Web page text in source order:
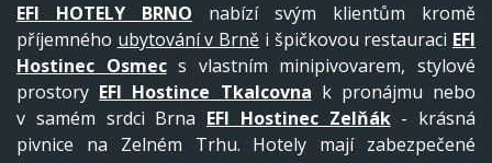
EFI HOTELY BRNO nabízí svým klientům kromě
příjemného ubytování v Brně i špičkovou restauraci EFI
Hostinec Osmecs vlastním minipivovarem, stylové
prostory EFI Hostince Tkalcovna k pronájmu nebo
v samém srdci Brna EFI Hostinec Zelňák- krásná
pivnice na Zelném Trhu. Hotely mají zabezpečené